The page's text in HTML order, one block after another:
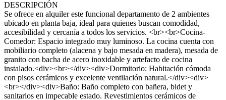
DESCRIPCIÓN
Se ofrece en alquiler este funcional departamento de 2 ambientes
ubicado en planta baja, ideal para quienes buscan comodidad,
accesibilidad y cercanía a todos los servicios. <br><br>Cocina-
Comedor: Espacio integrado muy luminoso. La cocina cuenta con
mobiliario completo (alacena y bajo mesada en madera), mesada de
granito con bacha de acero inoxidable y artefacto de cocina
instalado.<div><br></div><div>Dormitorio: Habitación cómoda
con pisos cerámicos y excelente ventilación natural.</div><div>
<br></div><div>Baño: Baño completo con bañera, bidet y
sanitarios en impecable estado. Revestimientos cerámicos de